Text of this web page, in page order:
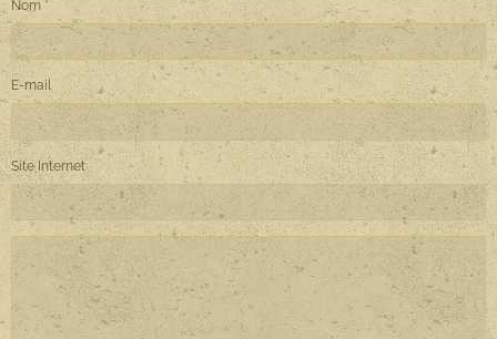
Nom
E-mail
Site Internet